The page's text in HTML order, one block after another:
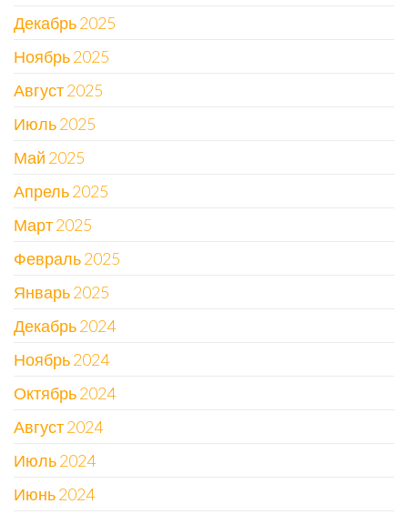
Декабрь 2025
Ноябрь 2025
Август 2025
Июль 2025
Май 2025
Апрель 2025
Март 2025
Февраль 2025
Январь 2025
Декабрь 2024
Ноябрь 2024
Октябрь 2024
Август 2024
Июль 2024
Июнь 2024